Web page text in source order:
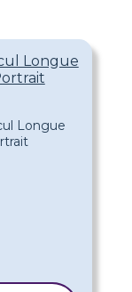
Longue